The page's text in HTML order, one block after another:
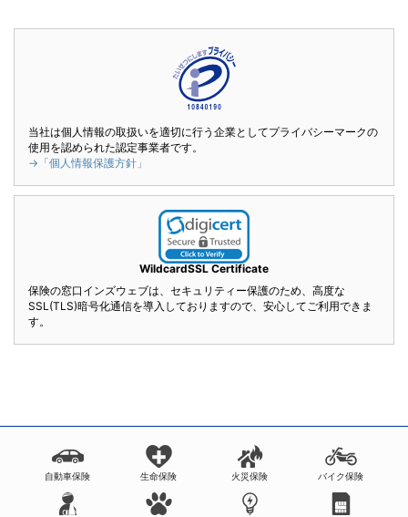
当社は個人情報の取扱いを適切に行う企業としてプライバシーマークの
使用を認められた認定事業者です。
→「個人情報保護方針」
WildcardSSL Certificate
保険の窓口インズウェブは、セキュリティー保護のため、高度な
SSL(TLS)暗号化通信を導入しておりますので、安心してご利用できま
す。
自動車保険 生命保険 火災保険 バイク保険